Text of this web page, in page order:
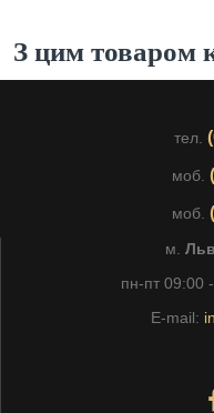
З цим товаром
тел.
моб.
моб.
м.
пн-пт 09:00
E-mail: